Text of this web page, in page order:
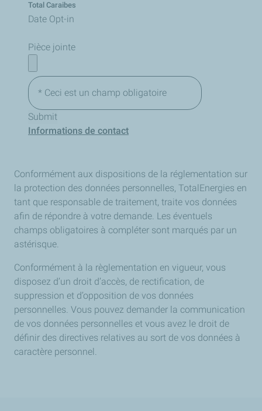
Total Caraibes
Date Opt-in
Pièce jointe
* Ceci est un champ obligatoire
Informations de contact
Conformément aux dispositions de la réglementation sur
la protection des données personnelles, TotalEnergies en
tant que responsable de traitement, traite vos données
afin de répondre à votre demande. Les éventuels
champs obligatoires à compléter sont marqués par un
astérisque.
Conformément à la règlementation en vigueur, vous
disposez d’un droit d’accès, de rectification, de
suppression et d’opposition de vos données
personnelles. Vous pouvez demander la communication
de vos données personnelles et vous avez le droit de
définir des directives relatives au sort de vos données à
caractère personnel.